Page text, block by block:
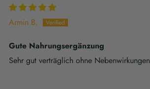
Armin B.
Gute Nahrungsergänzung
Sehr gut verträglich ohne Nebenwirkungen